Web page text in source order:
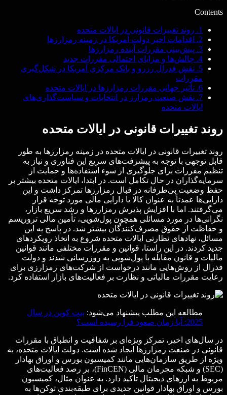
Contents
1. روند تغییرات قانونی در ایالات متحده
2.
اقدامات اخیر دولت آمریکا در زمینه رمزارزها
3. پیش‌بینی مقررات آینده رمزارزها
4. چالش‌ها و مزایای احتمالی مقررات جدید
5. نقش فدرال رزرو و بانک مرکزی آمریکا در شکل‌گیری
مقررات
6. تأثیر جهانی مقررات رمزارزها در ایالات متحده
7. نقش صنعت رمزارز در انتخابات و سیاست‌گذاری‌های
ایالات متحده
روند تغییرات قانونی در ایالات متحده
روند تغییرات قانونی در ایالات متحده در زمینه رمزارزها به طور
قابل توجهی با توجه به پیشرفت‌های سریع این فناوری و نیاز به
تنظیم مقررات برای جلوگیری از سوء استفاده‌ها و حمایت از
سرمایه‌گذاران در حال تکامل است. در ابتدا، ایالات متحده بیشتر بر
حفظ وضعیت بی‌طرفانه در قبال رمزارزها تمرکز داشت و این
دارایی‌ها عمدتاً به عنوان کالا یا دارایی مالی مورد توجه قرار
می‌گرفتند. اما با افزایش پذیرش رمزارزها و رشد سریع بازار،
نگرانی‌ها در مورد مسائلی همچون پول‌شویی، تأمین مالی تروریسم
و حفاظت از حقوق مصرف‌کنندگان بیشتر شد. در پاسخ به این
مسائل، نهادهای نظارتی ایالات متحده شروع به اتخاذ رویکردهای
جدید کردند. در این راستا، قوانین و مقررات مختلفی مانند قوانین
مالیات و قانون مقابله با پول‌شویی به روزرسانی شدند و دولت
فدرال از روش‌هایی مانند درخواست از شرکت‌های رمزارزی برای
رعایت مقررات مالیاتی و نظارت بر فعالیت‌های بازار استفاده کرد.
مطالعه این مطلب پیشنهاد می‌شود: بیت کوین در سال
2025: آیا زمان صعود فرا رسیده است؟
در سال‌های اخیر، تمرکز ویژه‌ای بر شفافیت و انطباق با مقررات
قانونی در صنعت رمزارزها ایجاد شده است. دولت ایالات متحده، به
ویژه از طریق سازمان‌هایی مانند کمیسیون بورس و اوراق بهادار
(SEC) و شبکه مجرمان مالی (FinCEN)، بر رصد فعالیت‌های
مربوط به ارزهای دیجیتال تأکید دارد. به عنوان مثال، کمیسیون
بورس و اوراق بهادار قوانین جدیدی برای طبقه‌بندی توکن‌ها به